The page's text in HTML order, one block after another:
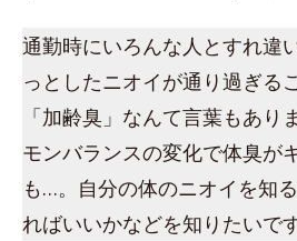
通勤時にいろんな人とすれ違
っとしたニオイが通り過ぎる
「加齢臭」なんて言葉もあり
モンバランスの変化で体臭が
も…。自分の体のニオイを知
ればいいかなどを知りたいで